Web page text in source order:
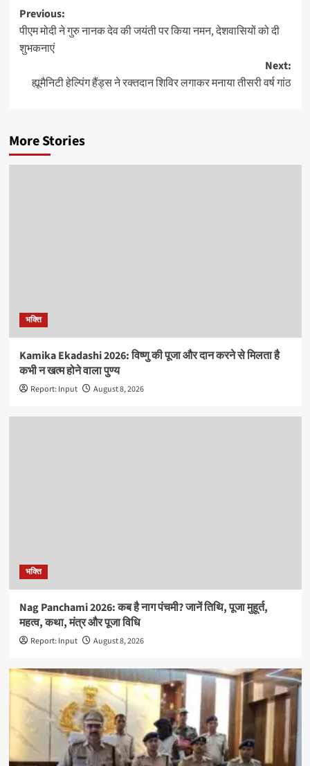
Post
navigation
Previous:
पीएम मोदी ने गुरु नानक देव की जयंती पर किया नमन, देशवासियों को दी
शुभकनाएं
Next:
ह्यूमैनिटी हेल्पिंग हैंड्स ने रक्तदान शिविर लगाकर मनाया तीसरी वर्ष गांठ
More Stories
भक्ति
Kamika Ekadashi 2026: विष्णु की पूजा और दान करने से मिलता है
कभी न खत्म होने वाला पुण्य
Report: Input August 8, 2026
भक्ति
Nag Panchami 2026: कब है नाग पंचमी? जानें तिथि, पूजा मुहूर्त,
महत्व, कथा, मंत्र और पूजा विधि
Report: Input August 8, 2026